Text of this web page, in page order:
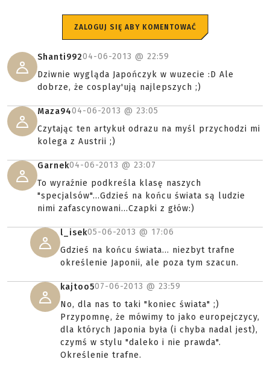
ZALOGUJ SIĘ ABY KOMENTOWAĆ
Shanti99204-06-2013 @ 22:59
Dziwnie wygląda Japończyk w wuzecie :D Ale
dobrze, że cosplay'ują najlepszych ;)
Maza9404-06-2013 @ 23:05
Czytając ten artykuł odrazu na myśl przychodzi mi
kolega z Austrii ;)
Garnek04-06-2013 @ 23:07
To wyraźnie podkreśla klasę naszych
"specjalsów"...Gdzieś na końcu świata są ludzie
nimi zafascynowani...Czapki z głów:)
l_isek05-06-2013 @ 17:06
Gdzieś na końcu świata... niezbyt trafne
określenie Japonii, ale poza tym szacun.
kajtoo507-06-2013 @ 23:59
No, dla nas to taki "koniec świata" ;)
Przypomnę, że mówimy to jako europejczycy,
dla których Japonia była (i chyba nadal jest),
czymś w stylu "daleko i nie prawda".
Określenie trafne.